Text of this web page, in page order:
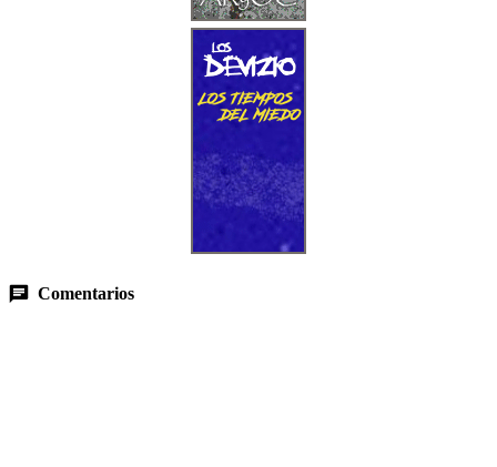
Comentarios